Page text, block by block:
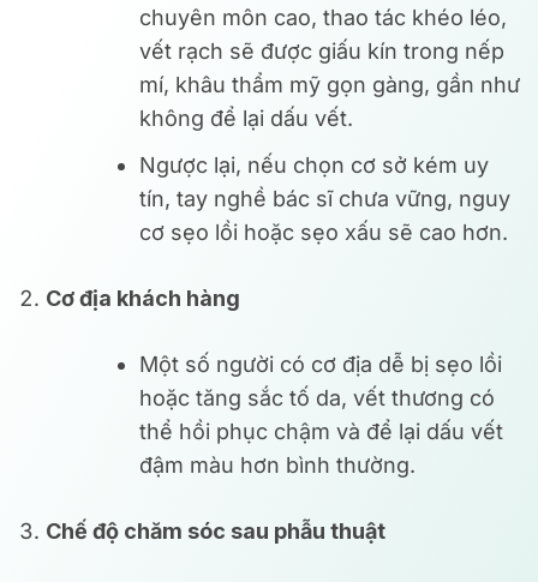
chuyên môn cao, thao tác khéo léo,
vết rạch sẽ được giấu kín trong nếp
mí, khâu thẩm mỹ gọn gàng, gần như
không để lại dấu vết.
Ngược lại, nếu chọn cơ sở kém uy
tín, tay nghề bác sĩ chưa vững, nguy
cơ sẹo lồi hoặc sẹo xấu sẽ cao hơn.
Cơ địa khách hàng
Một số người có cơ địa dễ bị sẹo lồi
hoặc tăng sắc tố da, vết thương có
thể hồi phục chậm và để lại dấu vết
đậm màu hơn bình thường.
Chế độ chăm sóc sau phẫu thuật